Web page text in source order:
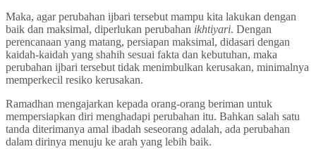
Maka, agar perubahan ijbari tersebut mampu kita lakukan dengan
baik dan maksimal, diperlukan perubahan ikhtiyari. Dengan
perencanaan yang matang, persiapan maksimal, didasari dengan
kaidah-kaidah yang shahih sesuai fakta dan kebutuhan, maka
perubahan ijbari tersebut tidak menimbulkan kerusakan, minimalnya
memperkecil resiko kerusakan.
Ramadhan mengajarkan kepada orang-orang beriman untuk
mempersiapkan diri menghadapi perubahan itu. Bahkan salah satu
tanda diterimanya amal ibadah seseorang adalah, ada perubahan
dalam dirinya menuju ke arah yang lebih baik.